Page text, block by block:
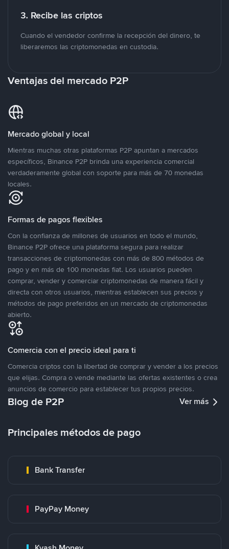
3. Recibe las criptos
Cuando el vendedor confirme la recepción del dinero, te
liberaremos las criptomonedas en custodia.
Ventajas del mercado P2P
Mercado global y local
Mientras muchas otras plataformas P2P apuntan a mercados
específicos, Binance P2P brinda una experiencia comercial
verdaderamente global con soporte para más de 70 monedas
locales.
Formas de pagos flexibles
Con la confianza de millones de usuarios en todo el mundo,
Binance P2P ofrece una plataforma segura para realizar
transacciones de criptomonedas con más de 800 métodos de
pago y en más de 100 monedas fiat. Los usuarios pueden
comprar, vender y comerciar criptomonedas de manera fácil y
directa con otros usuarios, mientras establecen sus precios y
métodos de pago preferidos en un mercado de criptomonedas
abierto.
Comercia con el precio ideal para ti
Comercia criptos con la libertad de comprar y vender a los precios
que elijas. Compra o vende mediante las ofertas existentes o crea
anuncios de comercio para establecer tus propios precios.
Blog de P2P Ver más
Principales métodos de pago
Bank Transfer
PayPay Money